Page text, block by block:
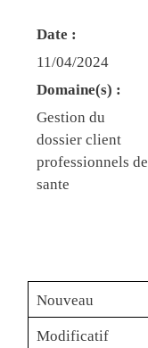
Date :
11/04/2024
Domaine(s) :
Gestion du
dossier client
professionnels de
sante
Nouveau
Modificatif